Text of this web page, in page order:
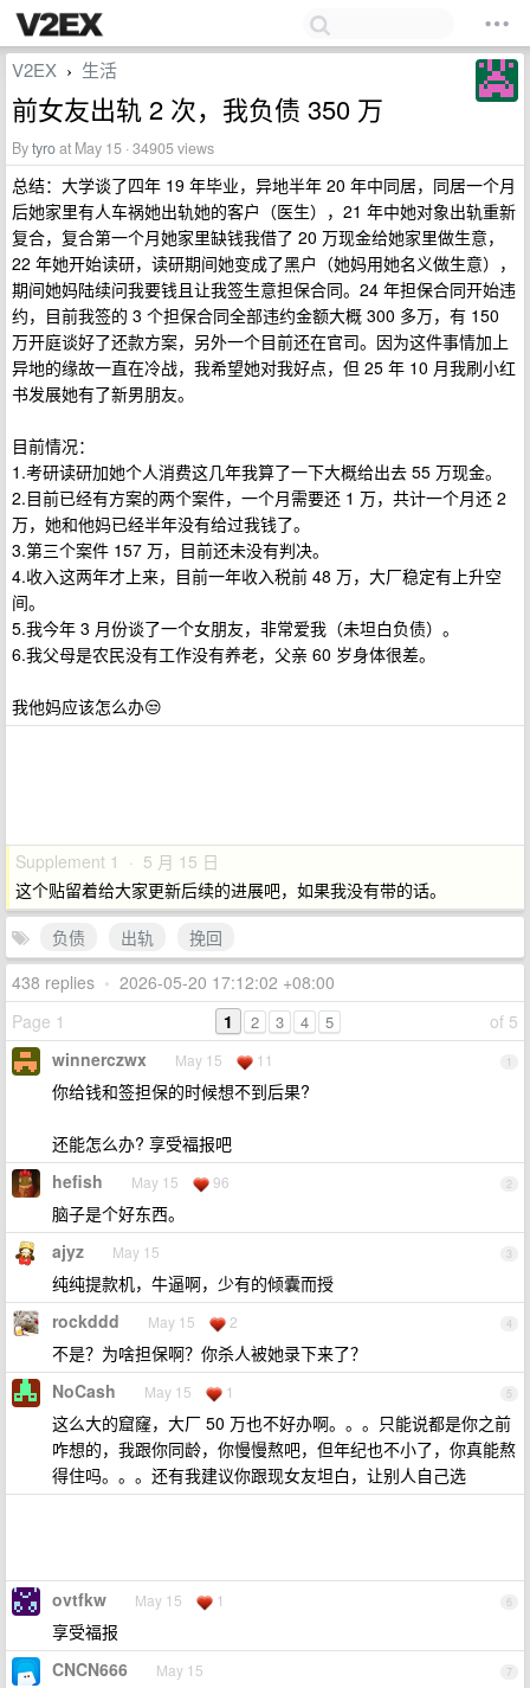
V2EX › 生活
前女友出轨 2 次，我负债 350 万
Bytyroat May 15 · 34905 views
总结：大学谈了四年 19 年毕业，异地半年 20 年中同居，同居一个月
后她家里有人车祸她出轨她的客户（医生），21 年中她对象出轨重新
复合，复合第一个月她家里缺钱我借了 20 万现金给她家里做生意，
22 年她开始读研，读研期间她变成了黑户（她妈用她名义做生意），
期间她妈陆续问我要钱且让我签生意担保合同。24 年担保合同开始违
约，目前我签的 3 个担保合同全部违约金额大概 300 多万，有 150
万开庭谈好了还款方案，另外一个目前还在官司。因为这件事情加上
异地的缘故一直在冷战，我希望她对我好点，但 25 年 10 月我刷小红
书发展她有了新男朋友。
目前情况：
1.考研读研加她个人消费这几年我算了一下大概给出去 55 万现金。
2.目前已经有方案的两个案件，一个月需要还 1 万，共计一个月还 2
万，她和他妈已经半年没有给过我钱了。
3.第三个案件 157 万，目前还未没有判决。
4.收入这两年才上来，目前一年收入税前 48 万，大厂稳定有上升空
间。
5.我今年 3 月份谈了一个女朋友，非常爱我（未坦白负债）。
6.我父母是农民没有工作没有养老，父亲 60 岁身体很差。
我他妈应该怎么办😒
Supplement 1 · 5 月 15 日
这个贴留着给大家更新后续的进展吧，如果我没有带的话。
负债
出轨
挽回
438 replies • 2026-05-20 17:12:02 +08:00
Page 1
of 5
1 2 3 4 5
1
winnerczwx May 15 11
你给钱和签担保的时候想不到后果?
还能怎么办? 享受福报吧
2
hefish May 15 96
脑子是个好东西。
3
ajyz May 15
纯纯提款机，牛逼啊，少有的倾囊而授
4
rockddd May 15 2
不是？为啥担保啊？你杀人被她录下来了？
5
NoCash May 15 1
这么大的窟窿，大厂 50 万也不好办啊。。。只能说都是你之前
咋想的，我跟你同龄，你慢慢熬吧，但年纪也不小了，你真能熬
得住吗。。。还有我建议你跟现女友坦白，让别人自己选
6
ovtfkw May 15 1
享受福报
7
CNCN666 May 15